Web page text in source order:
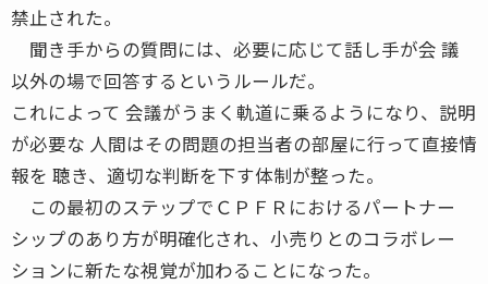
禁止された。
聞き手からの質問には、必要に応じて話し手が会 議
以外の場で回答するというルールだ。
これによって 会議がうまく軌道に乗るようになり、説明
が必要な 人間はその問題の担当者の部屋に行って直接情
報を 聴き、適切な判断を下す体制が整った。
この最初のステップでＣＰＦＲにおけるパートナー
シップのあり方が明確化され、小売りとのコラボレー
ションに新たな視覚が加わることになった。